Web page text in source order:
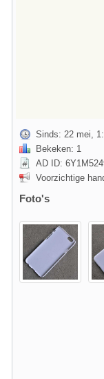
Sinds: 22 mei,
Bekeken: 1
AD ID:
Voorzichtige
Foto's